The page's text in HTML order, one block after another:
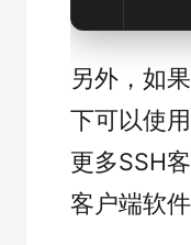
另外，如
下可以使
更多SSH
客户端软件